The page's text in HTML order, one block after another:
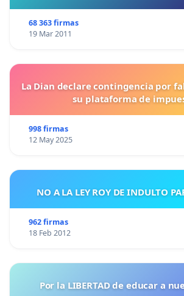
68 363 firmas
19 Mar 2011
La Dian declare contingencia por
su plataforma de
998 firmas
12 May 2025
NO A LA LEY ROY DE INDULTO
962 firmas
18 Feb 2012
Por la LIBERTAD de educar a